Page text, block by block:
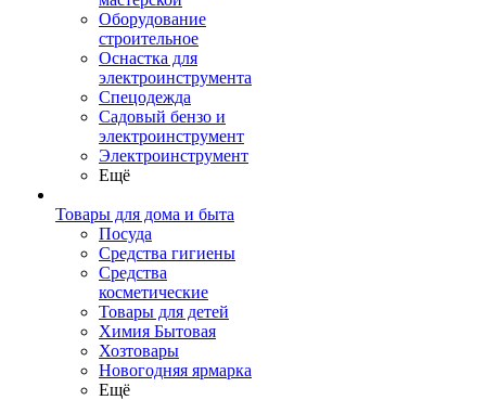
Оборудование
строительное
Оснастка для
электроинструмента
Спецодежда
Садовый бензо и
электроинструмент
Электроинструмент
Ещё
Товары для дома и быта
Посуда
Средства гигиены
Средства
косметические
Товары для детей
Химия Бытовая
Хозтовары
Новогодняя ярмарка
Ещё